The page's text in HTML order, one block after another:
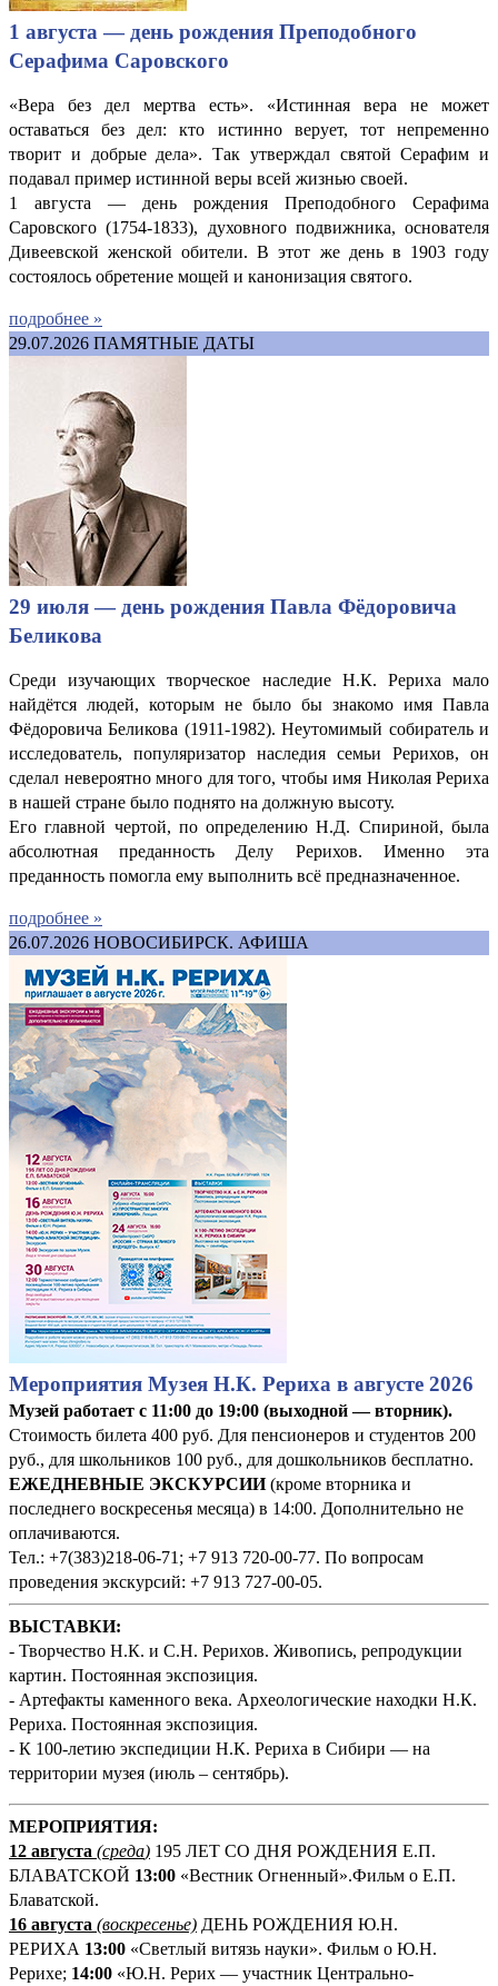
1 августа — день рождения Преподобного
Серафима Саровского
«Вера без дел мертва есть». «Истинная вера не может
оставаться без дел: кто истинно верует, тот непременно
творит и добрые дела». Так утверждал святой Серафим и
подавал пример истинной веры всей жизнью своей.
1 августа — день рождения Преподобного Серафима
Саровского (1754-1833), духовного подвижника, основателя
Дивеевской женской обители. В этот же день в 1903 году
состоялось обретение мощей и канонизация святого.
подробнее »
29.07.2026 ПАМЯТНЫЕ ДАТЫ
29 июля — день рождения Павла Фёдоровича
Беликова
Среди изучающих творческое наследие Н.К. Рериха мало
найдётся людей, которым не было бы знакомо имя Павла
Фёдоровича Беликова (1911-1982). Неутомимый собиратель и
исследователь, популяризатор наследия семьи Рерихов, он
сделал невероятно много для того, чтобы имя Николая Рериха
в нашей стране было поднято на должную высоту.
Его главной чертой, по определению Н.Д. Спириной, была
абсолютная преданность Делу Рерихов. Именно эта
преданность помогла ему выполнить всё предназначенное.
подробнее »
26.07.2026 НОВОСИБИРСК. АФИША
Мероприятия Музея Н.К. Рериха в августе 2026
Музей работает с 11:00 до 19:00 (выходной — вторник).
Стоимость билета 400 руб. Для пенсионеров и студентов 200
руб., для школьников 100 руб., для дошкольников бесплатно.
ЕЖЕДНЕВНЫЕ ЭКСКУРСИИ(кроме вторника и
последнего воскресенья месяца) в 14:00. Дополнительно не
оплачиваются.
Тел.: +7(383)218-06-71; +7 913 720-00-77. По вопросам
проведения экскурсий: +7 913 727-00-05.
ВЫСТАВКИ:
- Творчество Н.К. и С.Н. Рерихов. Живопись, репродукции
картин. Постоянная экспозиция.
- Артефакты каменного века. Археологические находки Н.К.
Рериха. Постоянная экспозиция.
- К 100-летию экспедиции Н.К. Рериха в Сибири — на
территории музея (июль – сентябрь).
МЕРОПРИЯТИЯ:
12 августа (среда) 195 ЛЕТ СО ДНЯ РОЖДЕНИЯ Е.П.
БЛАВАТСКОЙ 13:00 «Вестник Огненный».Фильм о Е.П.
Блаватской.
16 августа (воскресенье) ДЕНЬ РОЖДЕНИЯ Ю.Н.
РЕРИХА 13:00 «Светлый витязь науки». Фильм о Ю.Н.
Рерихе; 14:00 «Ю.Н. Рерих — участник Центрально-